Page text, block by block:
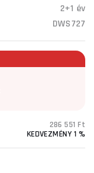
2+1 év
DWS727
286 551 Ft
KEDVEZMÉNY 1 %